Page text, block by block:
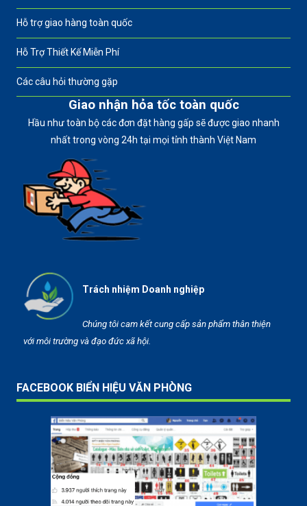
Hỗ trợ giao hàng toàn quốc
Hỗ Trợ Thiết Kế Miễn Phí
Các câu hỏi thường gặp
Giao nhận hỏa tốc toàn quốc
Hầu như toàn bộ các đơn đặt hàng gấp sẽ được giao nhanh
nhất trong vòng 24h tại mọi tỉnh thành Việt Nam
Trách nhiệm Doanh nghiệp
Chúng tôi cam kết cung cấp sản phẩm thân thiện
với môi trường và đạo đức xã hội.
FACEBOOK BIỂN HIỆU VĂN PHÒNG